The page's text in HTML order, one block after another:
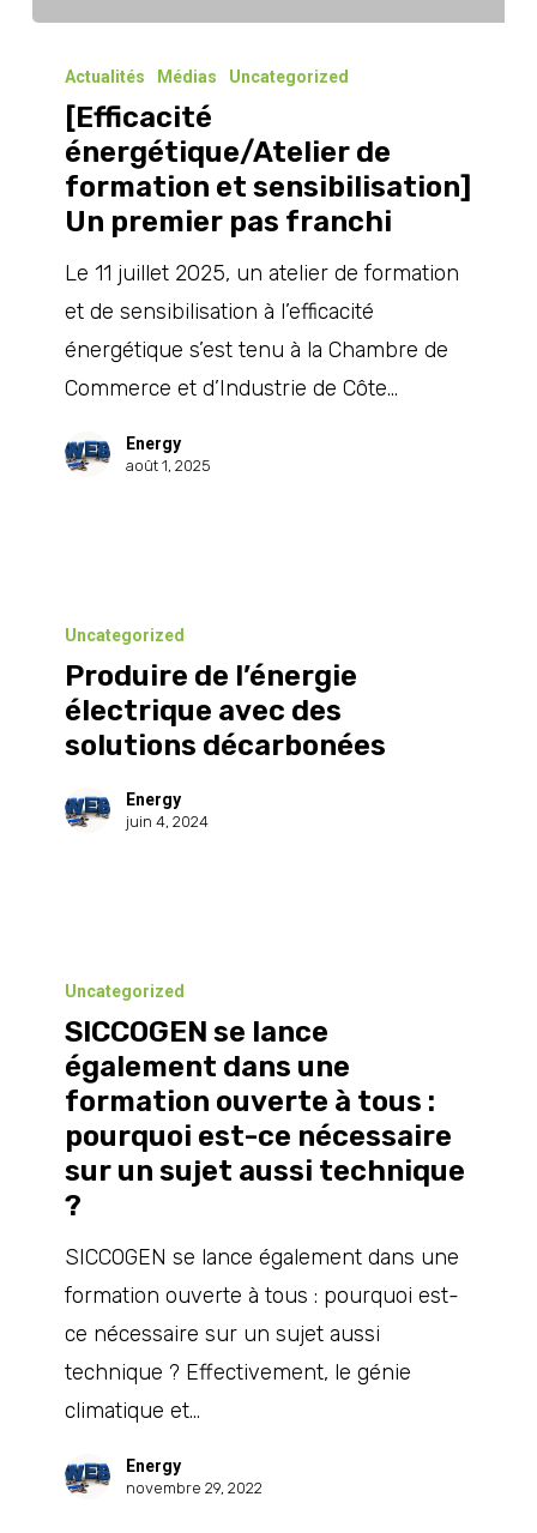
énergétique/Atelier
formation
sensibilisation]
premier
pas
franchi
Actualités Médias Uncategorized
[Efficacité
énergétique/Atelier de
formation et sensibilisation]
Un premier pas franchi
Le 11 juillet 2025, un atelier de formation
et de sensibilisation à l’efficacité
énergétique s’est tenu à la Chambre de
Commerce et d’Industrie de Côte…
Energy
août 1, 2025
l’énergie
électrique
avec
solutions
Uncategorized
Produire de l’énergie
électrique avec des
solutions décarbonées
Energy
juin 4, 2024
lance
également
dans
une
formation
ouverte
tous
pourquoi
est-
nécessaire
Uncategorized
SICCOGEN se lance
également dans une
formation ouverte à tous :
pourquoi est-ce nécessaire
sur un sujet aussi technique
?
SICCOGEN se lance également dans une
formation ouverte à tous : pourquoi est-
ce nécessaire sur un sujet aussi
technique ? Effectivement, le génie
climatique et…
Energy
novembre 29, 2022